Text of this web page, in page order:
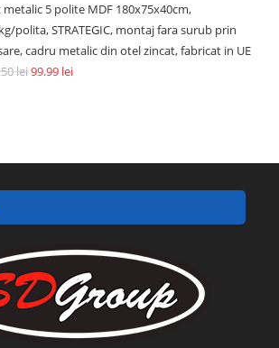
metalic 5 polite MDF 180x75x40cm,
polita, STRATEGIC, montaj fara surub prin
cadru metalic din otel zincat, fabricat in UE
lei99.99 lei